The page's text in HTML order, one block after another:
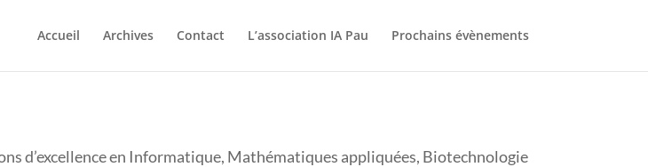
Accueil Archives Contact L’association IA Pau Prochains évènements
d’excellence en Informatique, Mathématiques appliquées, Biotechnologie